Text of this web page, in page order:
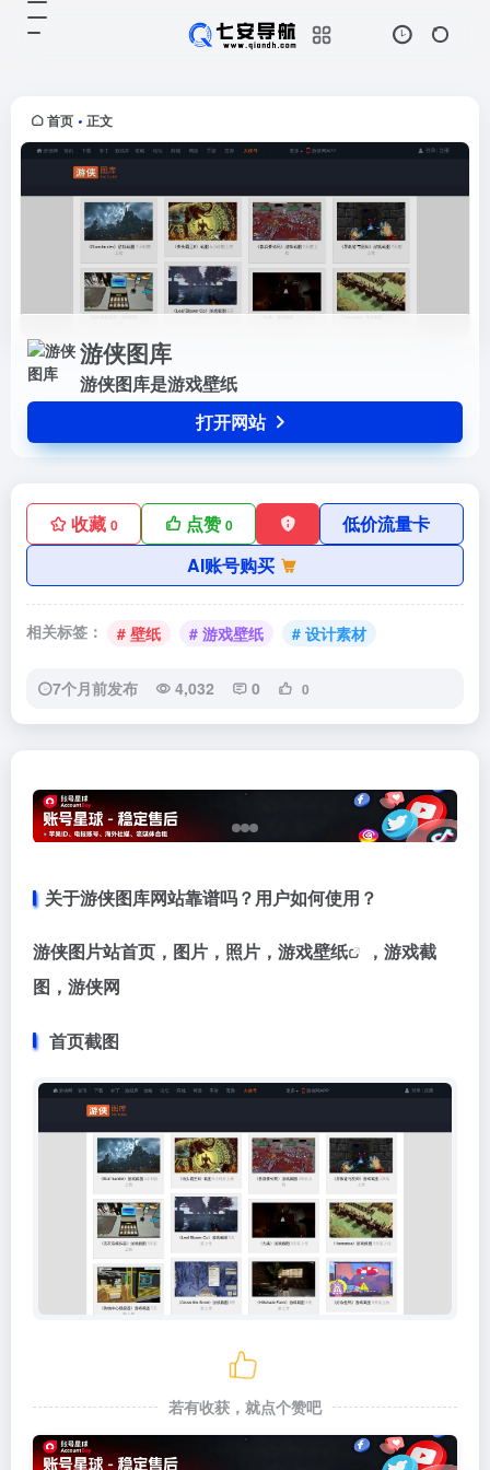
首页 • 正文
游侠图库
游侠图库是游戏壁纸
打开网站
收藏 0 点赞0
低价流量卡
AI账号购买
相关标签： # 壁纸 # 游戏壁纸 # 设计素材
7个月前发布 4,032 0 0
关于游侠图库网站靠谱吗？用户如何使用？
游侠图片站首页，图片，照片，游戏壁纸
，游戏截
图，游侠网
首页截图
若有收获，就点个赞吧